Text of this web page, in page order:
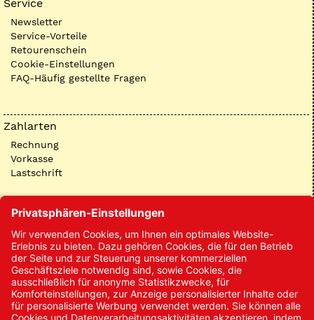
Service
Newsletter
Service-Vorteile
Retourenschein
Cookie-Einstellungen
FAQ-Häufig gestellte Fragen
Zahlarten
Rechnung
Vorkasse
Lastschrift
Kontakt
Kontakt/Anfrage
Neukundenanmeldung
Kennwort vergessen